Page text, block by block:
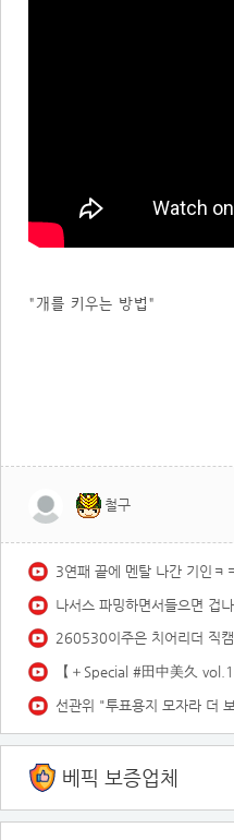
"개를 키우는 방법"
철구
260530이주은 치어리더 직캠
베픽 보증업체